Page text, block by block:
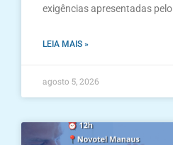
exigências apresentadas pelo
LEIA MAIS »
agosto 5, 2026